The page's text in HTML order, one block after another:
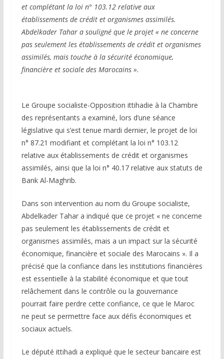
et complétant la loi n° 103.12 relative aux
établissements de crédit et organismes assimilés.
Abdelkader Tahar a souligné que le projet « ne concerne
pas seulement les établissements de crédit et organismes
assimilés, mais touche à la sécurité économique,
financière et sociale des Marocains ».
Le Groupe socialiste-Opposition ittihadie à la Chambre
des représentants a examiné, lors d’une séance
législative qui s’est tenue mardi dernier, le projet de loi
n° 87.21 modifiant et complétant la loi n° 103.12
relative aux établissements de crédit et organismes
assimilés, ainsi que la loi n° 40.17 relative aux statuts de
Bank Al-Maghrib.
Dans son intervention au nom du Groupe socialiste,
Abdelkader Tahar a indiqué que ce projet « ne concerne
pas seulement les établissements de crédit et
organismes assimilés, mais a un impact sur la sécurité
économique, financière et sociale des Marocains ». Il a
précisé que la confiance dans les institutions financières
est essentielle à la stabilité économique et que tout
relâchement dans le contrôle ou la gouvernance
pourrait faire perdre cette confiance, ce que le Maroc
ne peut se permettre face aux défis économiques et
sociaux actuels.
Le député ittihadi a expliqué que le secteur bancaire est